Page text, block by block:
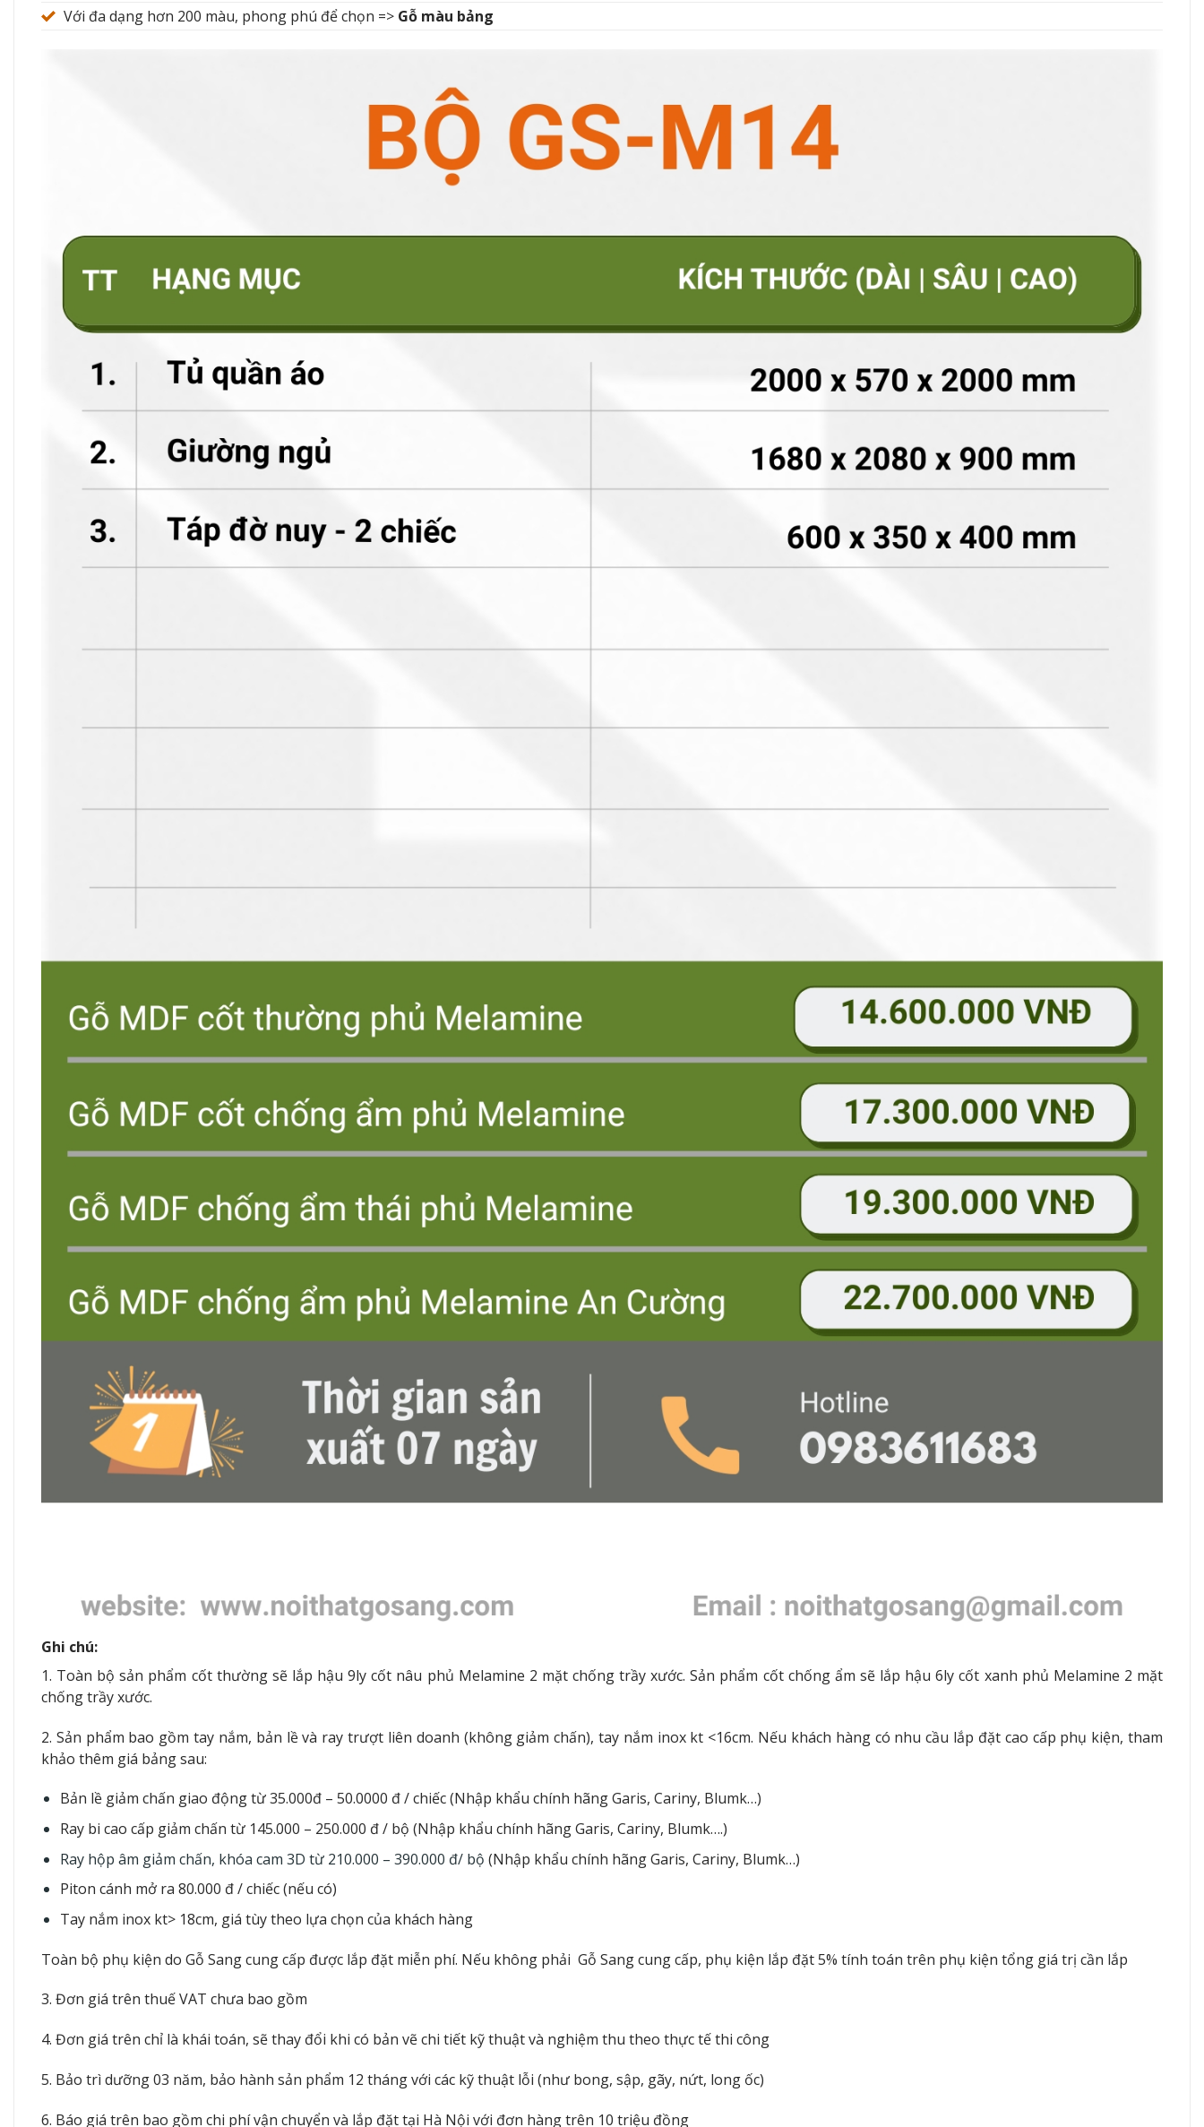
Với đa dạng hơn 200 màu, phong phú để chọn => Gỗ màu bảng
Ghi chú:
1. Toàn bộ sản phẩm cốt thường sẽ lắp hậu 9ly cốt nâu phủ Melamine 2 mặt chống trầy xước.Sản phẩm cốt chống ẩm sẽ lắp hậu 6ly cốt xanh phủ Melamine 2 mặt
chống trầy xước.
2. Sản phẩm bao gồm tay nắm, bản lề và ray trượt liên doanh (không giảm chấn), tay nắm inox kt <16cm. Nếu khách hàng có nhu cầu lắp đặt cao cấp phụ kiện, tham
khảo thêm giá bảng sau:
Bản lề giảm chấn giao động từ 35.000đ – 50.0000 đ / chiếc (Nhập khẩu chính hãng Garis, Cariny, Blumk…)
Ray bi cao cấp giảm chấn từ 145.000 – 250.000 đ / bộ (Nhập khẩu chính hãng Garis, Cariny, Blumk….)
Ray hộp âm giảm chấn, khóa cam 3D từ 210.000 – 390.000 đ/ bộ (Nhập khẩu chính hãng Garis, Cariny, Blumk…)
Piton cánh mở ra 80.000 đ / chiếc (nếu có)
Tay nắm inox kt> 18cm, giá tùy theo lựa chọn của khách hàng
Toàn bộ phụ kiện do Gỗ Sang cung cấp được lắp đặt miễn phí. Nếu không phải Gỗ Sang cung cấp, phụ kiện lắp đặt 5% tính toán trên phụ kiện tổng giá trị cần lắp
3. Đơn giá trên thuế VAT chưa bao gồm
4. Đơn giá trên chỉ là khái toán, sẽ thay đổi khi có bản vẽ chi tiết kỹ thuật và nghiệm thu theo thực tế thi công
5. Bảo trì dưỡng 03 năm, bảo hành sản phẩm 12 tháng với các kỹ thuật lỗi (như bong, sập, gãy, nứt, long ốc)
6. Báo giá trên bao gồm chi phí vận chuyển và lắp đặt tại Hà Nội với đơn hàng trên 10 triệu đồng